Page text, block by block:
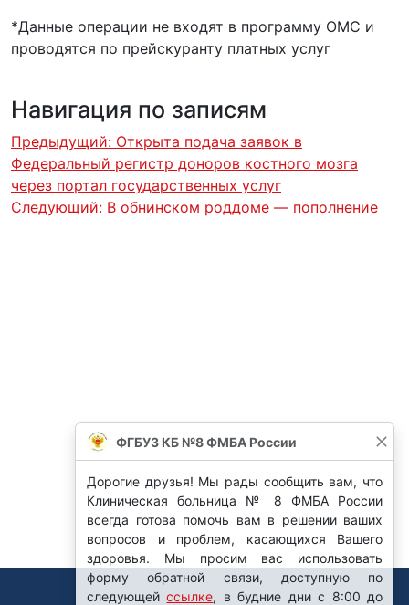
*Данные операции не входят в программу ОМС и
проводятся по прейскуранту платных услуг
Навигация по записям
Предыдущий: Открыта подача заявок в
Федеральный регистр доноров костного мозга
через портал государственных услуг
Следующий: В обнинском роддоме — пополнение
ФГБУЗ КБ №8 ФМБА России
Дорогие друзья! Мы рады сообщить вам, что
Клиническая больница № 8 ФМБА России
всегда готова помочь вам в решении ваших
вопросов и проблем, касающихся Вашего
здоровья. Мы просим вас использовать
форму обратной связи, доступную по
следующейссылке, в будние дни с 8:00 до